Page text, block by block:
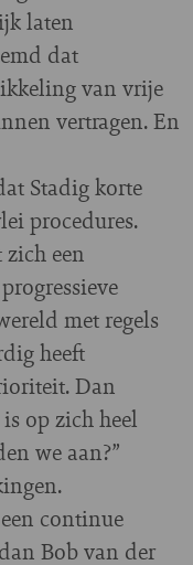
laten
dat
van vrije
vertragen. En
Stadig korte
procedures.
een
met regels
heeft
Dan
op zich heel
we aan?”
continue
Bob van der